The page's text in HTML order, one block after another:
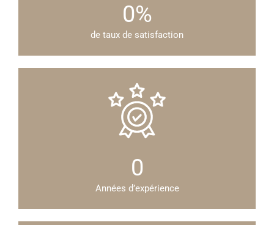
0%
de taux de satisfaction
0
Années d’expérience